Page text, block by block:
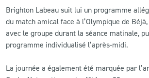
MATCH DES CELEBRITES
PRESSE ET MEDIAS
Brighton Labeau suit lui un programme
du match amical face à l’Olympique de
avec le groupe durant la séance matinale,
programme individualisé l’après-midi.
La journée a également été marquée par